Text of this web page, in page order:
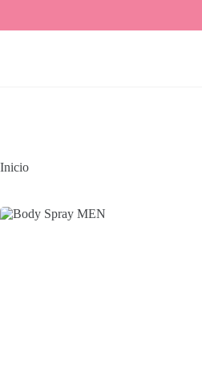
contenido
Inicio